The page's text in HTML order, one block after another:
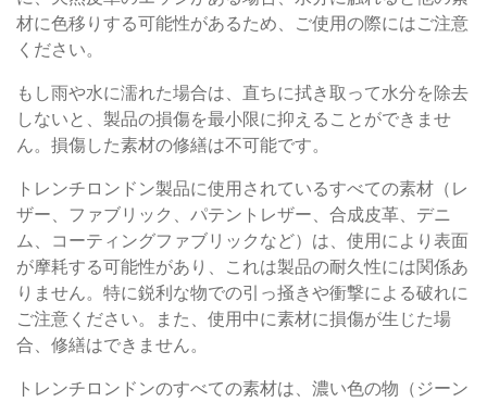
材に色移りする可能性があるため、ご使用の際にはご注意
ください。
もし雨や水に濡れた場合は、直ちに拭き取って水分を除去
しないと、製品の損傷を最小限に抑えることができませ
ん。損傷した素材の修繕は不可能です。
トレンチロンドン製品に使用されているすべての素材（レ
ザー、ファブリック、パテントレザー、合成皮革、デニ
ム、コーティングファブリックなど）は、使用により表面
が摩耗する可能性があり、これは製品の耐久性には関係あ
りません。特に鋭利な物での引っ掻きや衝撃による破れに
ご注意ください。また、使用中に素材に損傷が生じた場
合、修繕はできません。
トレンチロンドンのすべての素材は、濃い色の物（ジーン